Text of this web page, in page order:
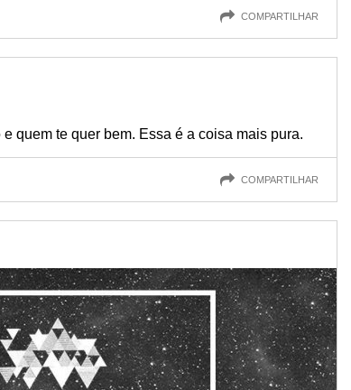
COMPARTILHAR
quem te quer bem. Essa é a coisa mais pura.
COMPARTILHAR